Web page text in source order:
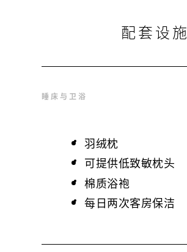
配套设施
睡床与卫浴
羽绒枕
可提供低致敏枕头
棉质浴袍
每日两次客房保洁